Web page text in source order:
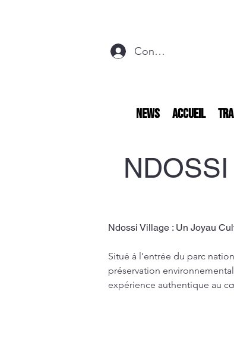
Connexion
NEWS Accueil
NDOSSI
Ndossi Village : Un Joyau
Situé à l’entrée du parc
préservation
expérience authentique au